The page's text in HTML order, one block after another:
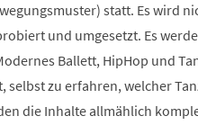
statt. Es wird
und umgesetzt. Es
Ballett, HipHop und
zu erfahren, welcher
die Inhalte allmählich